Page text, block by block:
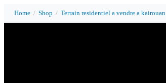
Home / Shop / Terrain residentiel a vendre a kairouan